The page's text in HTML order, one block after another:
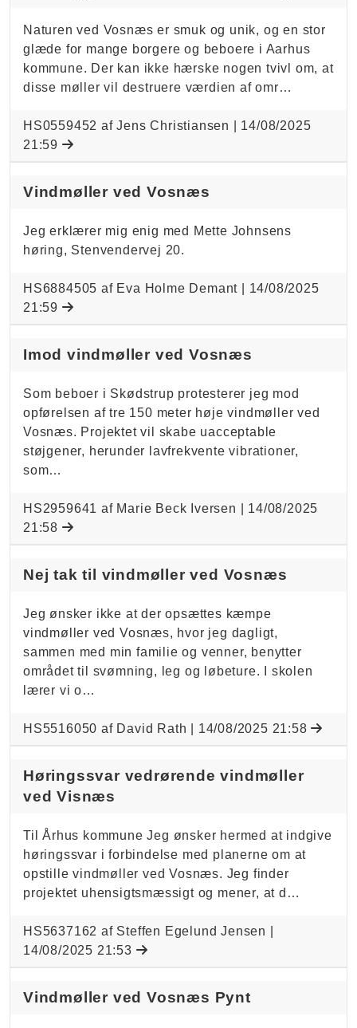
Naturen ved Vosnæs er smuk og unik, og en stor
glæde for mange borgere og beboere i Aarhus
kommune. Der kan ikke hærske nogen tvivl om, at
disse møller vil destruere værdien af omr…
HS0559452 af Jens Christiansen | 14/08/2025
21:59
Vindmøller ved Vosnæs
Jeg erklærer mig enig med Mette Johnsens
høring, Stenvendervej 20.
HS6884505 af Eva Holme Demant | 14/08/2025
21:59
Imod vindmøller ved Vosnæs
Som beboer i Skødstrup protesterer jeg mod
opførelsen af tre 150 meter høje vindmøller ved
Vosnæs. Projektet vil skabe uacceptable
støjgener, herunder lavfrekvente vibrationer,
som…
HS2959641 af Marie Beck Iversen | 14/08/2025
21:58
Nej tak til vindmøller ved Vosnæs
Jeg ønsker ikke at der opsættes kæmpe
vindmøller ved Vosnæs, hvor jeg dagligt,
sammen med min familie og venner, benytter
området til svømning, leg og løbeture. I skolen
lærer vi o…
HS5516050 af David Rath | 14/08/2025 21:58
Høringssvar vedrørende vindmøller
ved Visnæs
Til Århus kommune Jeg ønsker hermed at indgive
høringssvar i forbindelse med planerne om at
opstille vindmøller ved Vosnæs. Jeg finder
projektet uhensigtsmæssigt og mener, at d…
HS5637162 af Steffen Egelund Jensen |
14/08/2025 21:53
Vindmøller ved Vosnæs Pynt